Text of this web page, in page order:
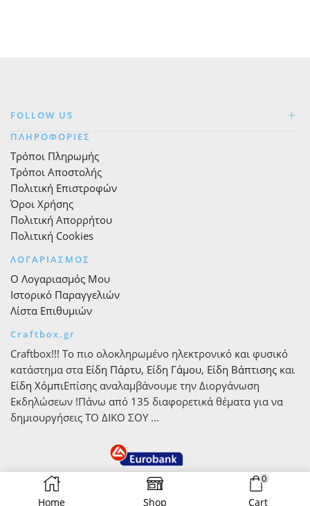
FOLLOW US
ΠΛΗΡΟΦΟΡΙΕΣ
Τρόποι Πληρωμής
Τρόποι Αποστολής
Πολιτική Επιστροφών
Όροι Χρήσης
Πολιτική Απορρήτου
Πολιτική Cookies
ΛΟΓΑΡΙΑΣΜΟΣ
Ο Λογαριασμός Μου
Ιστορικό Παραγγελιών
Λίστα Επιθυμιών
Craftbox.gr
Craftbox!!! Το πιο ολοκληρωμένο ηλεκτρονικό και φυσικό
κατάστημα στα Είδη Πάρτυ, Είδη Γάμου, Είδη Βάπτισης και
Είδη ΧόμπιΕπίσης αναλαμβάνουμε την Διοργάνωση
Εκδηλώσεων !Πάνω από 135 διαφορετικά θέματα για να
δημιουργήσεις ΤΟ ΔΙΚΟ ΣΟΥ ...
Home Shop
0
Cart